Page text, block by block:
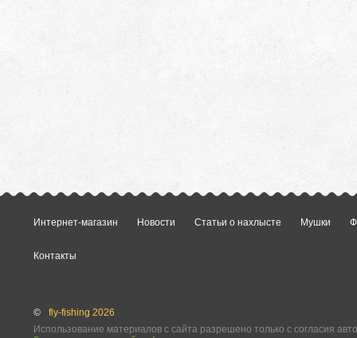
Интернет-магазин Новости Статьи о нахлысте Мушки
Контакты
©
fly-fishing 2026
Использование материалов с сайта разрешено только с согласия